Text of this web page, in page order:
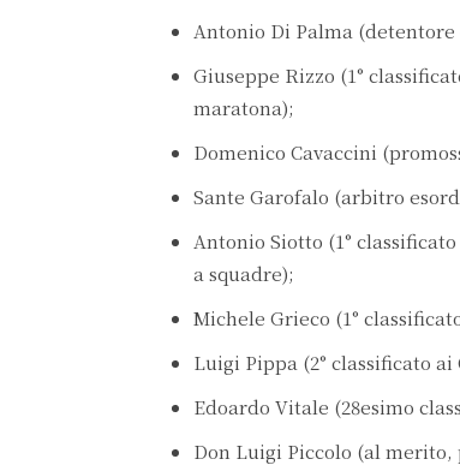
Antonio Di Palma
Giuseppe Rizzo (1°
maratona);
Domenico Cavaccini
Sante Garofalo (arbitro
Antonio Siotto (1°
a squadre);
Michele Grieco (1°
Luigi Pippa (2° classificato
Edoardo Vitale (28esimo
Don Luigi Piccolo (al